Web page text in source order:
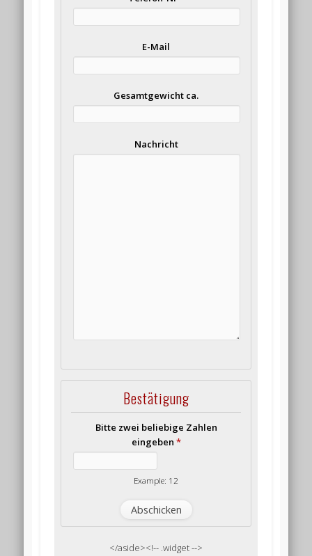
E-Mail
Gesamtgewicht ca.
Nachricht
Bestätigung
Bitte zwei beliebige Zahlen
eingeben *
Example: 12
</aside><!-- .widget -->